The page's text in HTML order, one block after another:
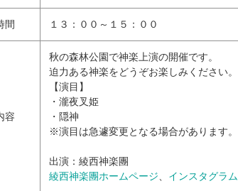
間 １３：００～１５：００
容
秋の森林公園で神楽上演の開催です。
迫力ある神楽をどうぞお楽しみください。
【演目】
・瀧夜叉姫
・隠神
※演目は急遽変更となる場合があります。
出演：綾西神楽團
綾西神楽團ホームページ、 インスタグラム